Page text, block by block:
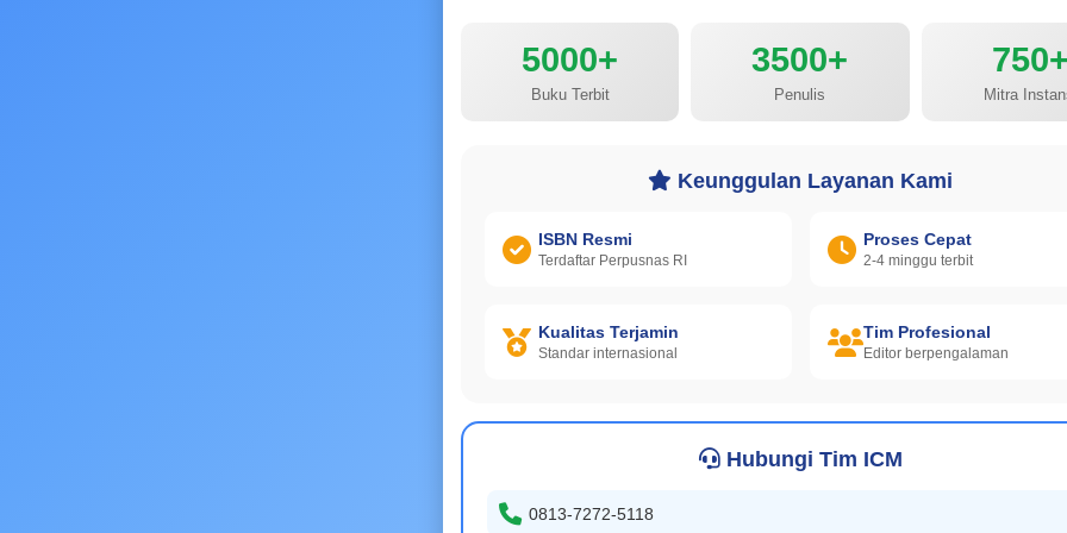
5000+
Buku Terbit
3500+
Penulis Mitra
Keunggulan Layanan Kami
ISBN Resmi
Terdaftar Perpusnas RI
Proses Cepat
2-4 minggu terbit
Kualitas Terjamin
Standar internasional
Tim Profesional
Editor berpengalaman
Hubungi Tim ICM
0813-7272-5118